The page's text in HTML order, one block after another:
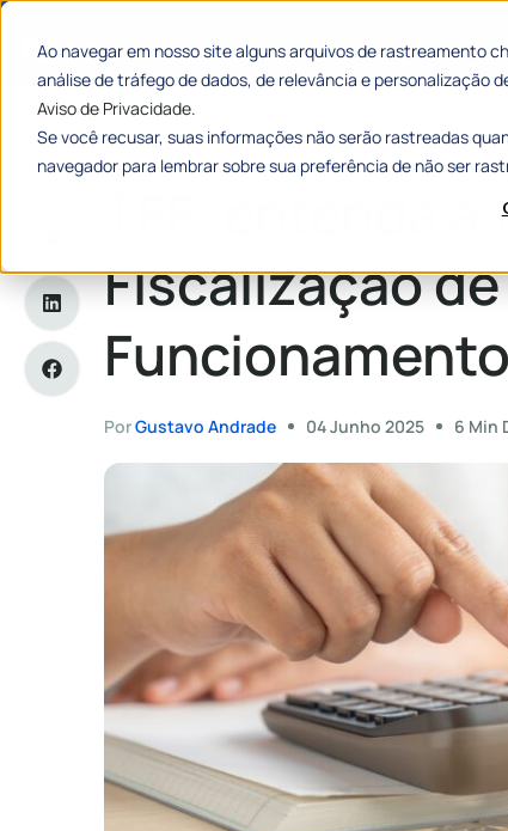
Ao navegar em nosso site alguns arquivos de rastreamento
análise de tráfego de dados, de relevância e personalização
Aviso de Privacidade.
Se você recusar, suas informações não serão rastreadas
navegador para lembrar sobre sua preferência de não ser
Categorias Histórias
Home»TFF: entenda a fundo a Taxa de Fiscalização de
TFF: entenda
Fiscalização de
Funcionamento
PorGustavo Andrade 04 Junho 2025 6 Min